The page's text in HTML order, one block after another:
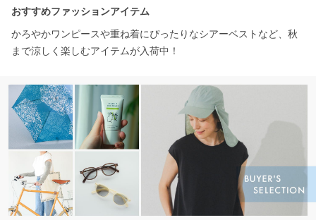
おすすめファッションアイテム
かろやかワンピースや重ね着にぴったりなシアーベストなど、秋
まで涼しく楽しむアイテムが入荷中！